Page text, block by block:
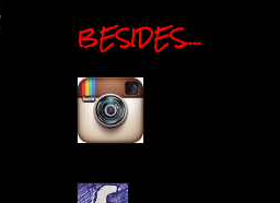
BESIDES....